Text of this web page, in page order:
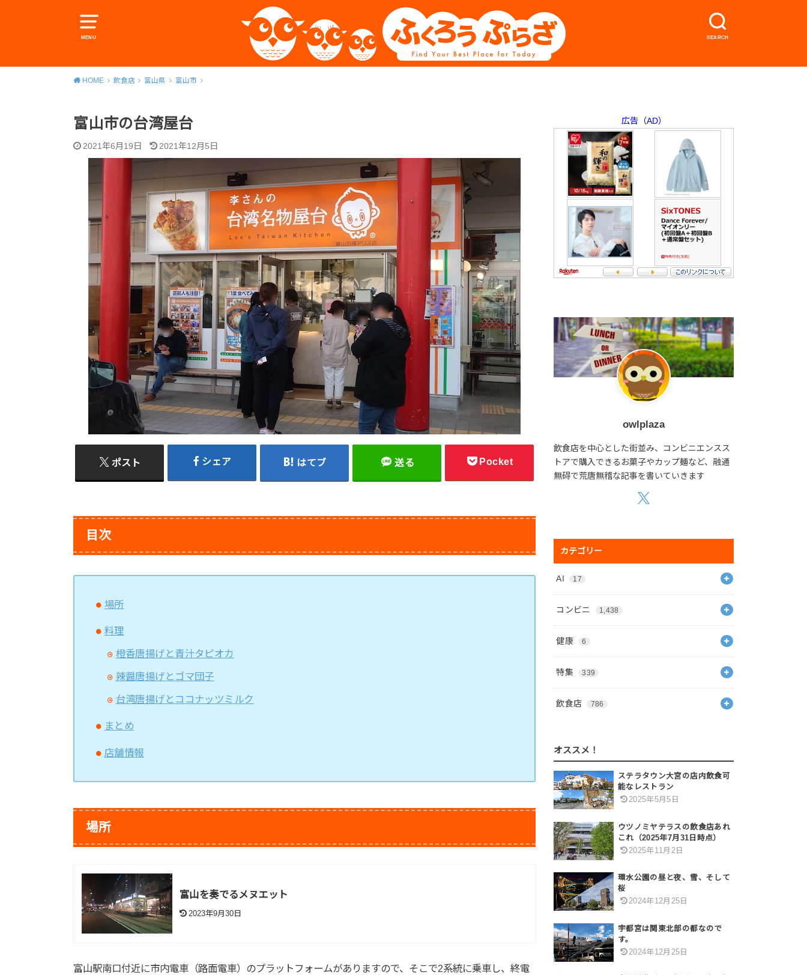
MENU SEARCH
HOME 飲食店 富山県 富山市
富山市の台湾屋台
2021年6月19日 2021年12月5日
ポスト シェア はてブ 送る Pocket
目次
場所
料理
橙香唐揚げと青汁タピオカ
辣醤唐揚げとゴマ団子
台湾唐揚げとココナッツミルク
まとめ
店舗情報
場所
富山を奏でるメヌエット
2023年9月30日
富山駅南口付近に市内電車（路面電車）のプラットフォームがありますので、そこで2系統に乗車し、終電
広告（AD）
owlplaza
飲食店を中心とした街並み、コンビニエンスス
トアで購入できるお菓子やカップ麺など、融通
無碍で荒唐無稽な記事を書いていきます
カテゴリー
AI 17
コンビニ 1,438
健康 6
特集 339
飲食店 786
オススメ！
ステラタウン大宮の店内飲食可
能なレストラン
2025年5月5日
ウツノミヤテラスの飲食店あれ
これ（2025年7月31日時点）
2025年11月2日
環水公園の昼と夜、雪、そして
桜
2024年12月25日
宇都宮は関東北部の都なので
す。
2024年12月25日